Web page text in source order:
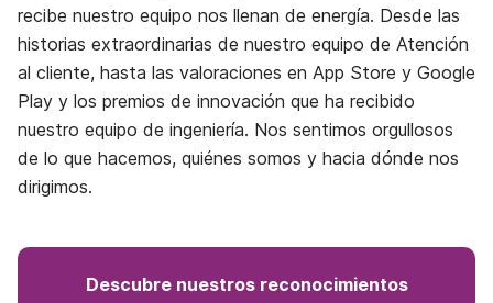
recibe nuestro equipo nos llenan de energía. Desde las
historias extraordinarias de nuestro equipo de Atención
al cliente, hasta las valoraciones en App Store y Google
Play y los premios de innovación que ha recibido
nuestro equipo de ingeniería. Nos sentimos orgullosos
de lo que hacemos, quiénes somos y hacia dónde nos
dirigimos.
Descubre nuestros reconocimientos